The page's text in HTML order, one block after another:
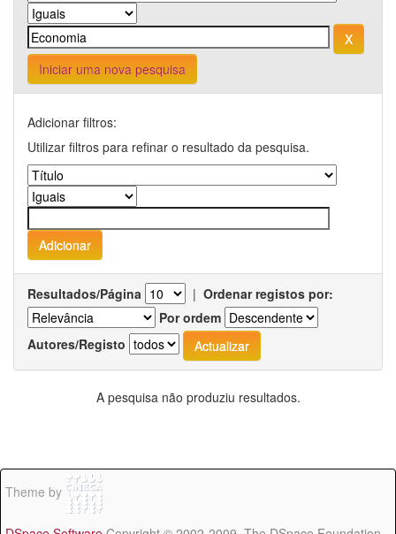
Iniciar uma nova pesquisa
Adicionar filtros:
Utilizar filtros para refinar o resultado da pesquisa.
Resultados/Página | Ordenar registos por:
Por ordem
Autores/Registo
A pesquisa não produziu resultados.
Theme by